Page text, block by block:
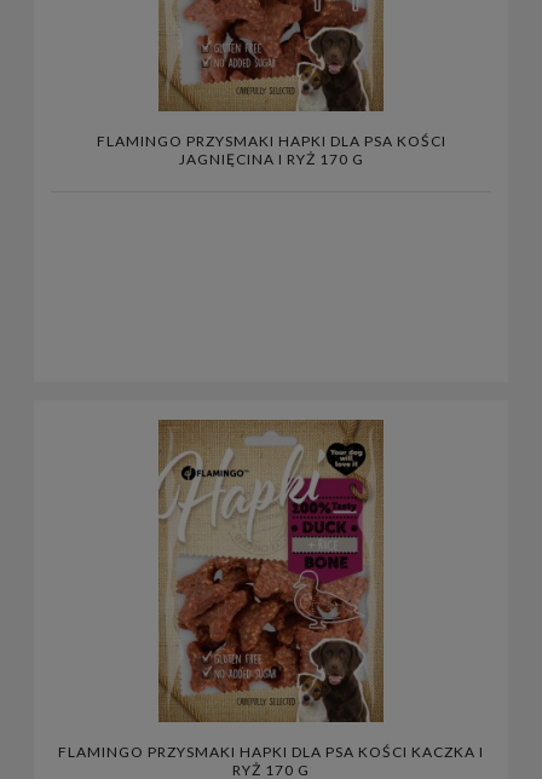
FLAMINGO PRZYSMAKI HAPKI DLA PSA KOŚCI
JAGNIĘCINA I RYŻ 170 G
FLAMINGO PRZYSMAKI HAPKI DLA PSA KOŚCI KACZKA I
RYŻ 170 G